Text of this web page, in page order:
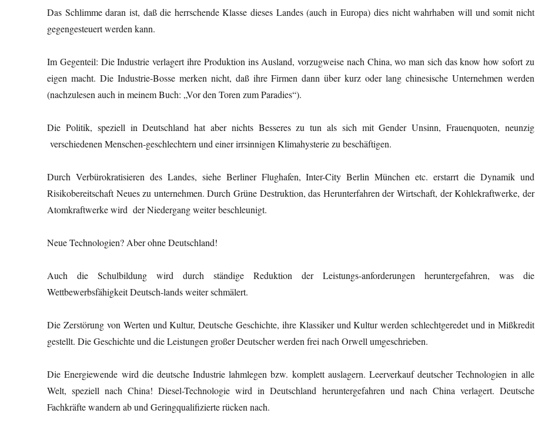
Das Schlimme daran ist, daß die herrschende Klasse dieses Landes (auch in Europa) dies nicht wahrhaben will und somit nicht
gegengesteuert werden kann.
Im Gegenteil: Die Industrie verlagert ihre Produktion ins Ausland, vorzugweise nach China, wo man sich das know how sofort zu
eigen macht. Die Industrie-Bosse merken nicht, daß ihre Firmen dann über kurz oder lang chinesische Unternehmen werden
(nachzulesen auch in meinem Buch: „Vor den Toren zum Paradies“).
Die Politik, speziell in Deutschland hat aber nichts Besseres zu tun als sich mit Gender Unsinn, Frauenquoten, neunzig
verschiedenen Menschen-geschlechtern und einer irrsinnigen Klimahysterie zu beschäftigen.
Durch Verbürokratisieren des Landes, siehe Berliner Flughafen, Inter-City Berlin München etc. erstarrt die Dynamik und
Risikobereitschaft Neues zu unternehmen. Durch Grüne Destruktion, das Herunterfahren der Wirtschaft, der Kohlekraftwerke, der
Atomkraftwerke wird der Niedergang weiter beschleunigt.
Neue Technologien? Aber ohne Deutschland!
Auch die Schulbildung wird durch ständige Reduktion der Leistungs-anforderungen heruntergefahren, was die
Wettbewerbsfähigkeit Deutsch-lands weiter schmälert.
Die Zerstörung von Werten und Kultur, Deutsche Geschichte, ihre Klassiker und Kultur werden schlechtgeredet und in Mißkredit
gestellt. Die Geschichte und die Leistungen großer Deutscher werden frei nach Orwell umgeschrieben.
Die Energiewende wird die deutsche Industrie lahmlegen bzw. komplett auslagern. Leerverkauf deutscher Technologien in alle
Welt, speziell nach China! Diesel-Technologie wird in Deutschland heruntergefahren und nach China verlagert. Deutsche
Fachkräfte wandern ab und Geringqualifizierte rücken nach.